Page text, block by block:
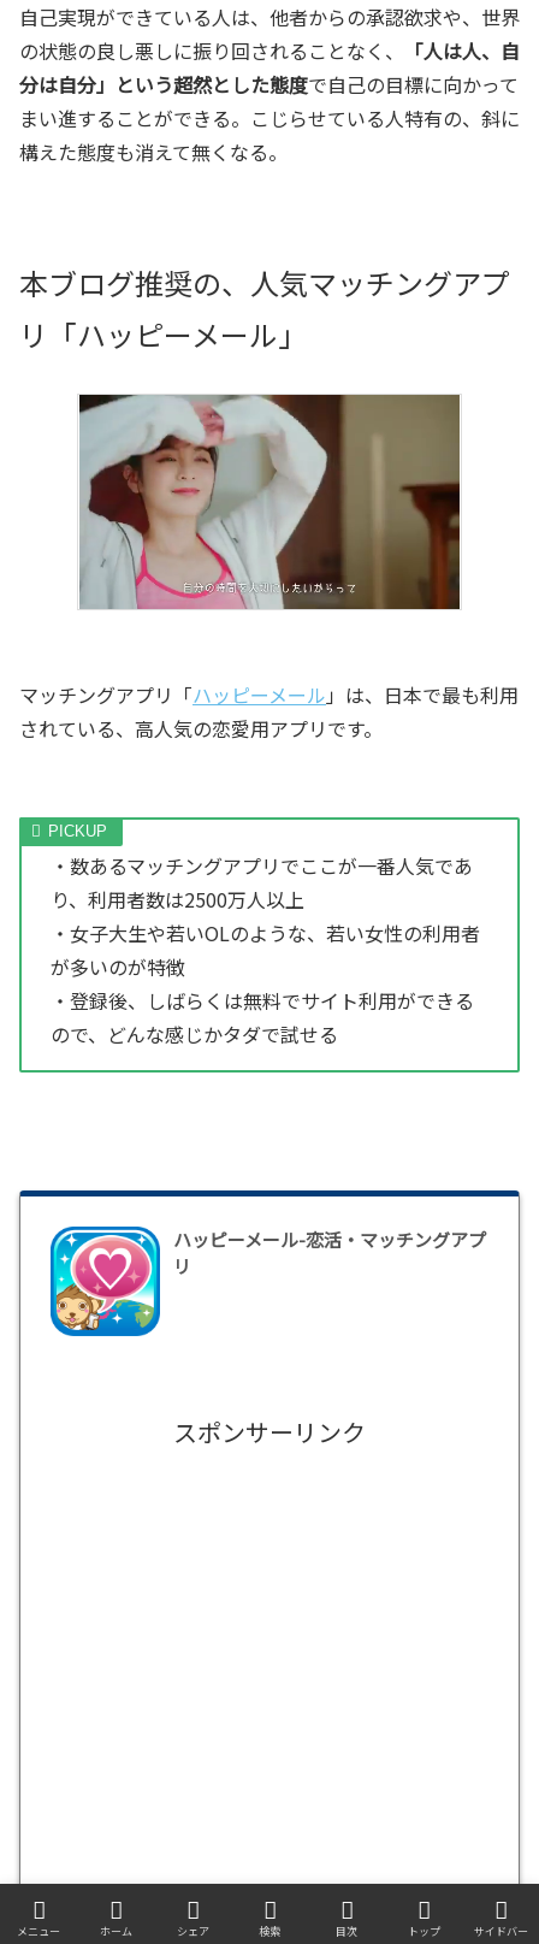
自己実現ができている人は、他者からの承認欲求や、世界
の状態の良し悪しに振り回されることなく、
「人は人、自
分は自分」という超然とした態度で自己の目標に向かって
まい進することができる。こじらせている人特有の、斜に
構えた態度も消えて無くなる。
本ブログ推奨の、人気マッチングアプ
リ「ハッピーメール」
マッチングアプリ「ハッピーメール 」は、日本で最も利用
されている、高人気の恋愛用アプリです。
・数あるマッチングアプリでここが一番人気であ
り、利用者数は2500万人以上
・女子大生や若いOLのような、若い女性の利用者
が多いのが特徴
・登録後、しばらくは無料でサイト利用ができる
ので、どんな感じかタダで試せる
ハッピーメール-恋活・マッチングアプ
リ
スポンサーリンク
メニュー ホーム シェア 検索 目次 トップ サイドバー